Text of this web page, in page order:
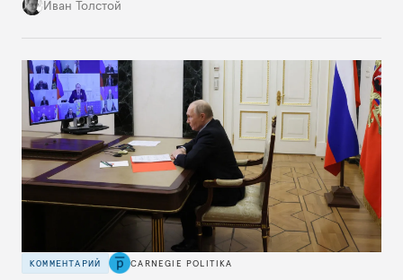
Иван Толстой
КОММЕНТАРИЙ CARNEGIE POLITIKA